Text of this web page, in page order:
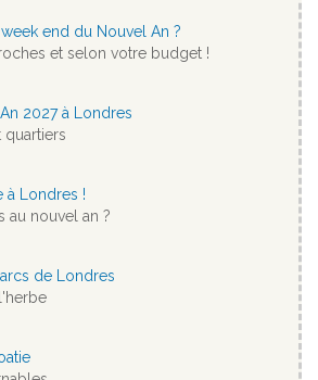
end du Nouvel An ?
et selon votre budget !
2027 à Londres
quartiers
à Londres !
au nouvel an ?
de Londres